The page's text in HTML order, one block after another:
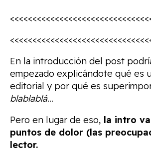
En la introducción del post
empezado explicándote qué es
editorial y por qué es
blablablá…
Pero en lugar de eso, la intro
puntos de dolor (las
lector.